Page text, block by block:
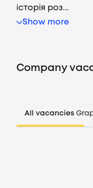
історія роз...
Show more
Company
All vacancies